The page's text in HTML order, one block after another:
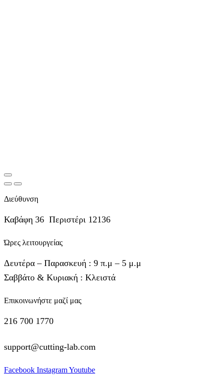
Διεύθυνση
Καβάφη 36 Περιστέρι 12136
Ώρες λειτουργείας
Δευτέρα – Παρασκευή : 9 π.μ – 5 μ.μ
Σαββάτο & Κυριακή : Κλειστά
Επικοινωνήστε μαζί μας
216 700 1770
support@cutting-lab.com
Facebook InstagramYoutube